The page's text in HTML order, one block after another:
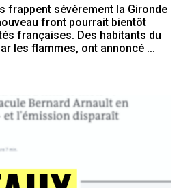
frappent sévèrement la Gironde
front pourrait bientôt
françaises. Des habitants du
les flammes, ont annoncé ...